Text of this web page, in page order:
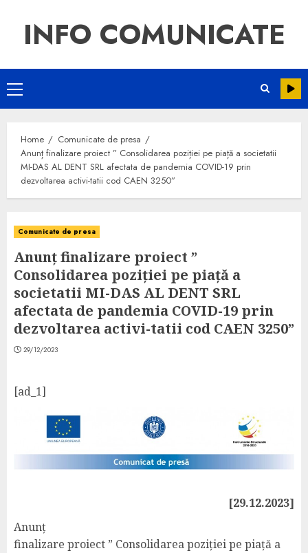
INFO COMUNICATE
Home
Comunicate de presa
Anunț finalizare proiect ” Consolidarea poziției pe piață a societatii
MI-DAS AL DENT SRL afectata de pandemia COVID-19 prin
dezvoltarea activi-tatii cod CAEN 3250”
Comunicate de presa
Anunț finalizare proiect ”
Consolidarea poziției pe piață a
societatii MI-DAS AL DENT SRL
afectata de pandemia COVID-19 prin
dezvoltarea activi-tatii cod CAEN 3250”
29/12/2023
[ad_1]
[29.12.2023]
Anunț
finalizare proiect ” Consolidarea poziției pe piață a